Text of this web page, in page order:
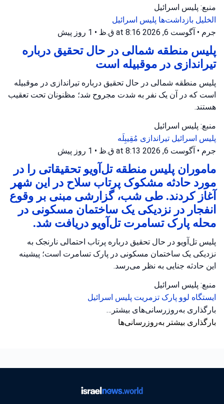
منبع: پلیس اسرائیل
الخلیل بازداشت‌ها پلیس اسرائیل
جرم • آگوست 6, 2026 at 8:16 ق.ظ • 1 روز پیش
پلیس منطقه شمالی در حال تحقیق درباره
تیراندازی در موقبیله است
پلیس منطقه شمالی در حال تحقیق درباره تیراندازی در موقبیله
است که در آن یک نفر به شدت مجروح شد؛ مظنونان تحت تعقیب
هستند.
منبع: پلیس اسرائیل
پلیس اسرائیل تیراندازی مُقِیبِلَه
جرم • آگوست 6, 2026 at 8:13 ق.ظ • 1 روز پیش
ماموران پلیس منطقه تل‌آویو تحقیقاتی را در
مورد حادثه مشکوک پرتاب سلاح در این شهر
آغاز کردند. طی شب، گزارشی مبنی بر وقوع
انفجار در نزدیکی یک ساختمان مسکونی در
محله پارک تسامرت تل‌آویو دریافت شد.
پلیس تل‌آویو در حال تحقیق درباره پرتاب احتمالی نارنجک به
نزدیکی یک ساختمان مسکونی در پارک تسامرت است؛ پیشینه
این حادثه جنایی به نظر می‌رسد.
منبع: پلیس اسرائیل
ایستگاه لوو پارک تزمریت پلیس اسرائیل
بارگذاری به‌روزرسانی‌های بیشتر…
بارگذاری بیشتر به‌روزرسانی‌ها